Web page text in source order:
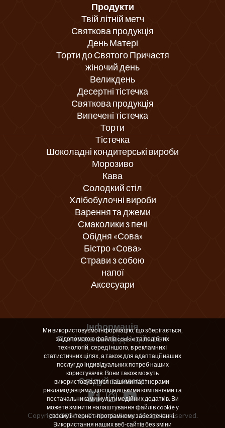
Продукти
Твій літній метч
Святкова продукція
День Матері
Торти до Святого Причастя
жіночий день
Великдень
Десертні тістечка
Святкова продукція
Випечені тістечка
Торти
Тістечка
Шоколадні кондитерські вироби
Морозиво
Кава
Солодкий стіл
Хлібобулочні вироби
Варення та джеми
Смаколики з печі
Обідня «Сова»
Бістро «Сова»
Страви з собою
напої
Аксесуари
Інформація
Політика конфіденційності
Слідуй за нами:
Copyright 2026 by Cukiernia Sowa. All rights reserved.
Ми використовуємо інформацію, що зберігається,
за допомогою файлів cookie та подібних
технологій, серед іншого, в рекламних і
статистичних цілях, а також для адаптації наших
послуг до індивідуальних потреб наших
користувачів. Вони також можуть
використовуватися нашими партнерами-
рекламодавцями, дослідницькими компаніями та
постачальниками мультимедійних додатків. Ви
можете змінити налаштування файлів cookie у
своєму інтернет-програмному забезпеченні.
Використання наших веб-сайтів без зміни